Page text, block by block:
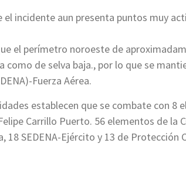
el incidente aun presenta puntos muy
el perímetro noroeste de
como de selva baja., por lo que se
Fuerza Aérea.
establecen que se combate con 8
Carrillo Puerto. 56 elementos de la
18 SEDENA-Ejército y 13 de